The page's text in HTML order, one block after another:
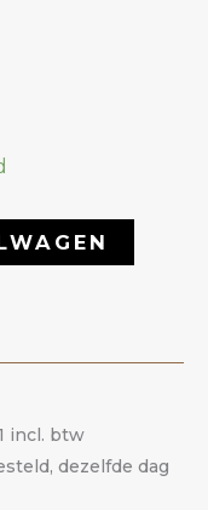
incl. btw
dezelfde dag